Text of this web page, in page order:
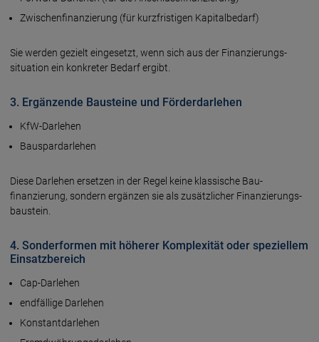
Zwischen­finanzierung (für kurz­fristigen Kapital­bedarf)
Sie werden gezielt eingesetzt, wenn sich aus der Finanzierungs­
situation ein konkreter Bedarf ergibt.
3. Ergänzende Bausteine und Förder­darlehen
KfW-Darlehen
Bau­spar­darlehen
Diese Darlehen ersetzen in der Regel keine klassische Bau­
finanzierung, sondern ergänzen sie als zusätzlicher Finanzierungs­
baustein.
4. Sonder­formen mit höherer Komplexität oder speziellem
Einsatz­bereich
Cap-Darlehen
endfällige Darlehen
Konstant­darlehen